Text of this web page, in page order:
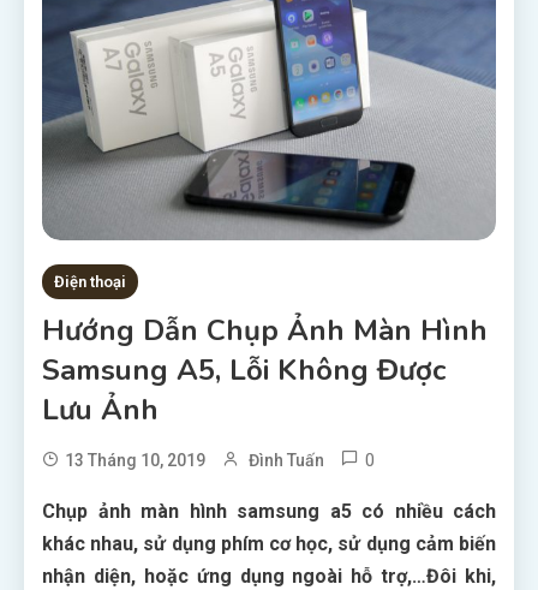
Điện thoại
Hướng Dẫn Chụp Ảnh Màn Hình
Samsung A5, Lỗi Không Được
Lưu Ảnh
13 Tháng 10, 2019 Đình Tuấn 0
Chụp ảnh màn hình samsung a5 có nhiều cách
khác nhau, sử dụng phím cơ học, sử dụng cảm biến
nhận diện, hoặc ứng dụng ngoài hỗ trợ,…Đôi khi,